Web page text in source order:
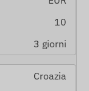
10
3 giorni
Croazia